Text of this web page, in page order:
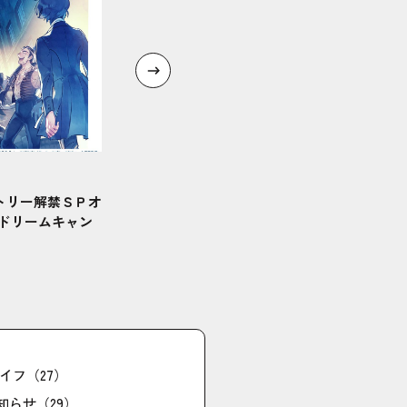
ー解禁ＳＰオ
リームキャン
フ（27）
せ（29）